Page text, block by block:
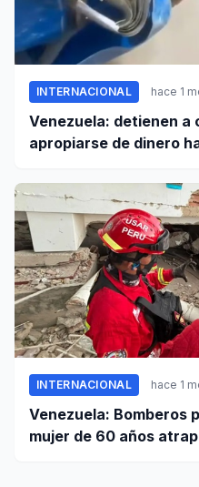
INTERNACIONAL hace 1
Venezuela: detienen a
apropiarse de dinero
INTERNACIONAL hace 1
Venezuela: Bomberos
mujer de 60 años